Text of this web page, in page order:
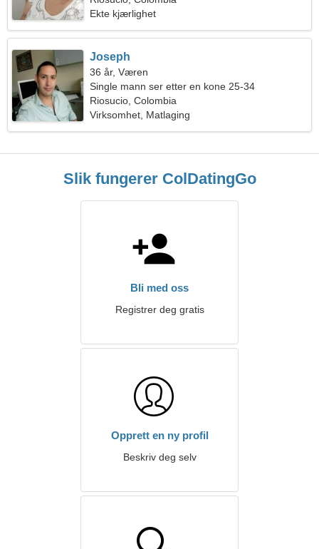
Ekte kjærlighet
Joseph
36 år, Væren
Single mann ser etter en kone 25-34
Riosucio, Colombia
Virksomhet, Matlaging
Slik fungerer ColDatingGo
Bli med oss
Registrer deg gratis
Opprett en ny profil
Beskriv deg selv